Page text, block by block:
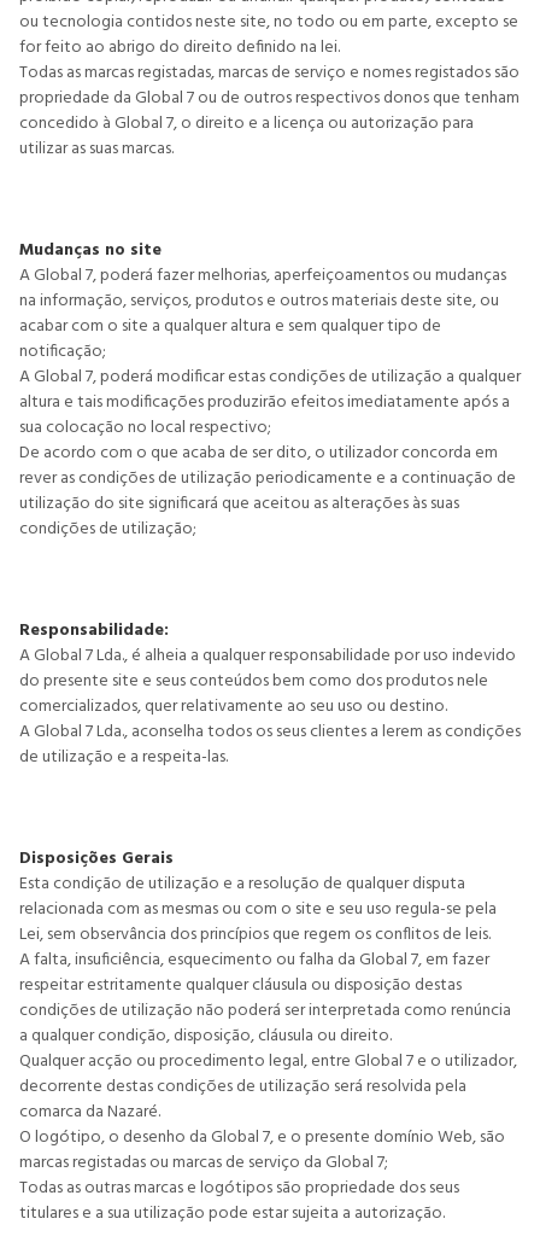
ou tecnologia contidos neste site, no todo ou em parte, excepto se
for feito ao abrigo do direito definido na lei.
Todas as marcas registadas, marcas de serviço e nomes registados são
propriedade da Global 7 ou de outros respectivos donos que tenham
concedido à Global 7, o direito e a licença ou autorização para
utilizar as suas marcas.
Mudanças no site
A Global 7, poderá fazer melhorias, aperfeiçoamentos ou mudanças
na informação, serviços, produtos e outros materiais deste site, ou
acabar com o site a qualquer altura e sem qualquer tipo de
notificação;
A Global 7, poderá modificar estas condições de utilização a qualquer
altura e tais modificações produzirão efeitos imediatamente após a
sua colocação no local respectivo;
De acordo com o que acaba de ser dito, o utilizador concorda em
rever as condições de utilização periodicamente e a continuação de
utilização do site significará que aceitou as alterações às suas
condições de utilização;
Responsabilidade:
A Global 7 Lda., é alheia a qualquer responsabilidade por uso indevido
do presente site e seus conteúdos bem como dos produtos nele
comercializados, quer relativamente ao seu uso ou destino.
A Global 7 Lda., aconselha todos os seus clientes a lerem as condições
de utilização e a respeita-las.
Disposições Gerais
Esta condição de utilização e a resolução de qualquer disputa
relacionada com as mesmas ou com o site e seu uso regula-se pela
Lei, sem observância dos princípios que regem os conflitos de leis.
A falta, insuficiência, esquecimento ou falha da Global 7, em fazer
respeitar estritamente qualquer cláusula ou disposição destas
condições de utilização não poderá ser interpretada como renúncia
a qualquer condição, disposição, cláusula ou direito.
Qualquer acção ou procedimento legal, entre Global 7 e o utilizador,
decorrente destas condições de utilização será resolvida pela
comarca da Nazaré.
O logótipo, o desenho da Global 7, e o presente domínio Web, são
marcas registadas ou marcas de serviço da Global 7;
Todas as outras marcas e logótipos são propriedade dos seus
titulares e a sua utilização pode estar sujeita a autorização.